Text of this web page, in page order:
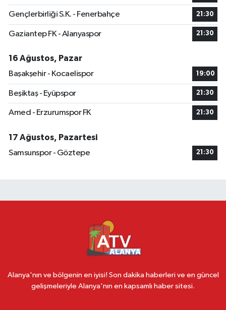
Gençlerbirliği S.K. - Fenerbahçe 21:30
Gaziantep FK - Alanyaspor 21:30
16 Ağustos, Pazar
Başakşehir - Kocaelispor
19:00
Beşiktaş - Eyüpspor 21:30
Amed - Erzurumspor FK 21:30
17 Ağustos, Pazartesi
Samsunspor - Göztepe
21:30
Alanya'nın ve bölgenin en iyisi! Son dakika haberleri ve en güncel
gelişmeleriyle Alanya'nın en kapsamlı haber sitesi.